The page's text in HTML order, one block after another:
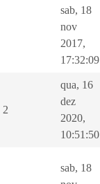
sab, 18
nov
2017,
17:32:09
2
qua, 16
dez
2020,
10:51:50
sab, 18